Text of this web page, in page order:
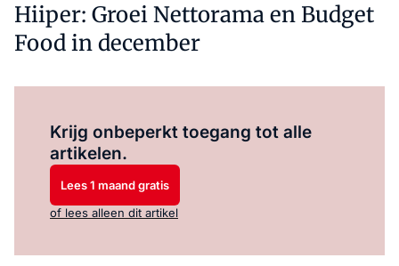
Hiiper: Groei Nettorama en Budget
Food in december
Krijg onbeperkt toegang tot alle
artikelen.
Lees 1 maand gratis
of lees alleen dit artikel